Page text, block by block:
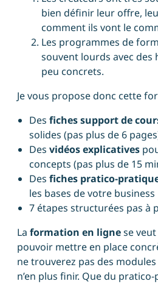
bien définir leur offre,
comment ils vont le
Les programmes de
souvent lourds avec des
peu concrets.
Je vous propose donc cette
Des fiches support de
solides (pas plus de 6
Des vidéos explicatives
concepts (pas plus de 15
Des fiches pratico-
les bases de votre business
7 étapes structurées pas à
La formation en lignese
pouvoir mettre en place
ne trouverez pas des
n’en plus finir. Que du